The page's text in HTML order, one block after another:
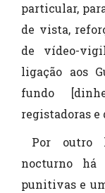
particular,
de vista,
de vídeo-
ligação aos
fundo
registadoras e
Por outro
nocturno há
punitivas e